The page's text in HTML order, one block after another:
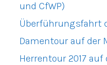
und CfWP)
Überführungsfahrt
Damentour auf der
Herrentour 2017 auf